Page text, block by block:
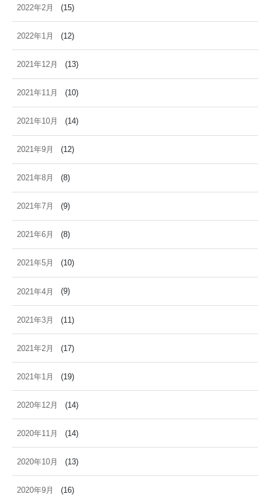
2022年2月 (15)
2022年1月 (12)
2021年12月 (13)
2021年11月 (10)
2021年10月 (14)
2021年9月 (12)
2021年8月 (8)
2021年7月 (9)
2021年6月 (8)
2021年5月 (10)
2021年4月 (9)
2021年3月 (11)
2021年2月 (17)
2021年1月 (19)
2020年12月 (14)
2020年11月 (14)
2020年10月 (13)
2020年9月 (16)